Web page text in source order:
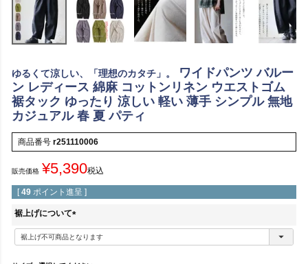
ゆるくて涼しい、「理想のカタチ」。
ワイドパンツ バルー
ン レディース 綿麻 コットンリネン ウエストゴム
裾タック ゆったり 涼しい 軽い 薄手 シンプル 無地
カジュアル 春 夏 パティ
商品番号 r251110006
販売価格 ¥5,390税込
[ 49 ポイント進呈 ]
裾上げについて
(
必